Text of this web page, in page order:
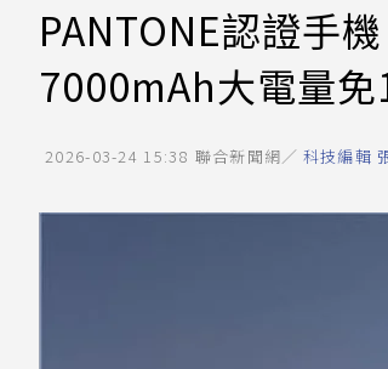
PANTONE認證手
7000mAh大電量免
2026-03-24 15:38 聯合新聞網／ 科技編輯